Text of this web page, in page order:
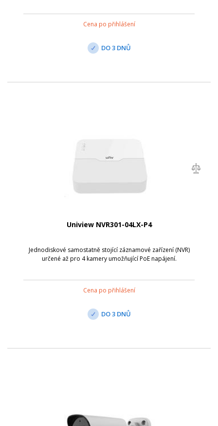
Cena po přihlášení
DO 3 DNŮ
Uniview NVR301-04LX-P4
Jednodiskové samostatně stojící záznamové zařízení (NVR)
určené až pro 4 kamery umožňující PoE napájení.
Cena po přihlášení
DO 3 DNŮ